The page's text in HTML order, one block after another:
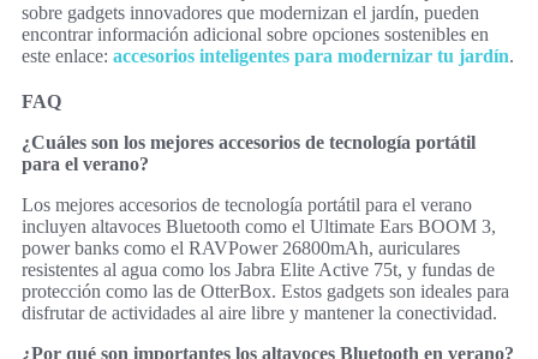
sobre gadgets innovadores que modernizan el jardín, pueden
encontrar información adicional sobre opciones sostenibles en
este enlace: accesorios inteligentes para modernizar tu jardín.
FAQ
¿Cuáles son los mejores accesorios de tecnología portátil
para el verano?
Los mejores accesorios de tecnología portátil para el verano
incluyen altavoces Bluetooth como el Ultimate Ears BOOM 3,
power banks como el RAVPower 26800mAh, auriculares
resistentes al agua como los Jabra Elite Active 75t, y fundas de
protección como las de OtterBox. Estos gadgets son ideales para
disfrutar de actividades al aire libre y mantener la conectividad.
¿Por qué son importantes los altavoces Bluetooth en verano?